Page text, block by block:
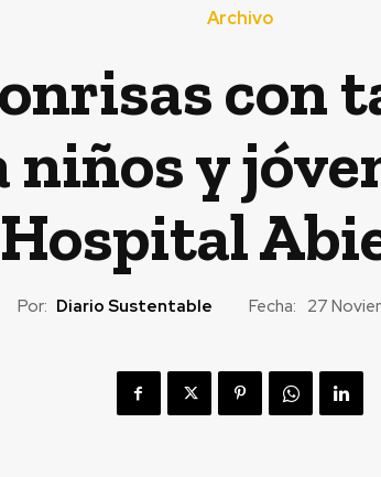
Archivo
con
niños y
Por: Diario Sustentable Fecha: 27